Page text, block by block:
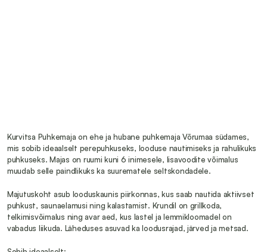
Kurvitsa Puhkemaja on ehe ja hubane puhkemaja Võrumaa südames,
mis sobib ideaalselt perepuhkuseks, looduse nautimiseks ja rahulikuks
puhkuseks. Majas on ruumi kuni 6 inimesele, lisavoodite võimalus
muudab selle paindlikuks ka suurematele seltskondadele.
Majutuskoht asub looduskaunis piirkonnas, kus saab nautida aktiivset
puhkust, saunaelamusi ning kalastamist. Krundil on grillkoda,
telkimisvõimalus ning avar aed, kus lastel ja lemmikloomadel on
vabadus liikuda. Läheduses asuvad ka loodusrajad, järved ja metsad.